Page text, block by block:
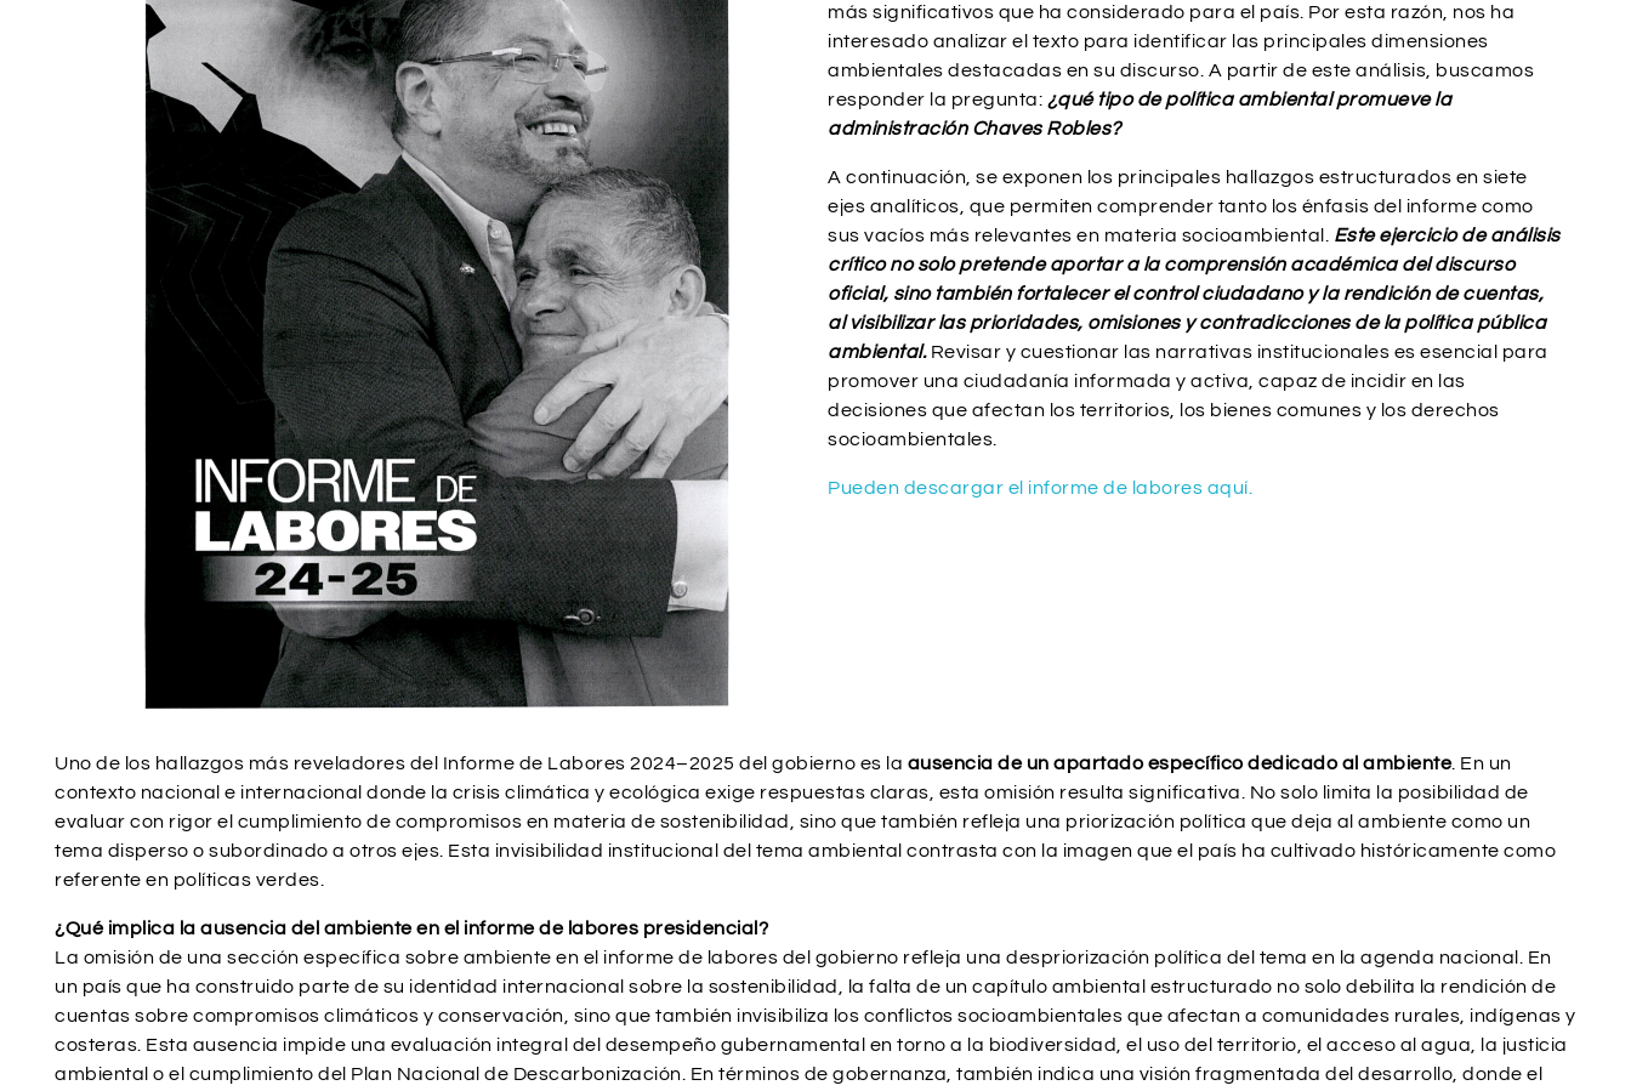
más significativos que ha considerado para el país. Por esta razón, nos ha
interesado analizar el texto para identificar las principales dimensiones
ambientales destacadas en su discurso. A partir de este análisis, buscamos
responder la pregunta: ¿qué tipo de política ambiental promueve la
administración Chaves Robles?
A continuación, se exponen los principales hallazgos estructurados en siete
ejes analíticos, que permiten comprender tanto los énfasis del informe como
sus vacíos más relevantes en materia socioambiental. Este ejercicio de análisis
crítico no solo pretende aportar a la comprensión académica del discurso
oficial, sino también fortalecer el control ciudadano y la rendición de cuentas,
al visibilizar las prioridades, omisiones y contradicciones de la política pública
ambiental.Revisar y cuestionar las narrativas institucionales es esencial para
promover una ciudadanía informada y activa, capaz de incidir en las
decisiones que afectan los territorios, los bienes comunes y los derechos
socioambientales.
Pueden descargar el informe de labores aquí.
Uno de los hallazgos más reveladores del Informe de Labores 2024–2025 del gobierno es la ausencia de un apartado específico dedicado al ambiente. En un
contexto nacional e internacional donde la crisis climática y ecológica exige respuestas claras, esta omisión resulta significativa. No solo limita la posibilidad de
evaluar con rigor el cumplimiento de compromisos en materia de sostenibilidad, sino que también refleja una priorización política que deja al ambiente como un
tema disperso o subordinado a otros ejes. Esta invisibilidad institucional del tema ambiental contrasta con la imagen que el país ha cultivado históricamente como
referente en políticas verdes.
¿Qué implica la ausencia del ambiente en el informe de labores presidencial?
La omisión de una sección específica sobre ambiente en el informe de labores del gobierno refleja una despriorización política del tema en la agenda nacional. En
un país que ha construido parte de su identidad internacional sobre la sostenibilidad, la falta de un capítulo ambiental estructurado no solo debilita la rendición de
cuentas sobre compromisos climáticos y conservación, sino que también invisibiliza los conflictos socioambientales que afectan a comunidades rurales, indígenas y
costeras. Esta ausencia impide una evaluación integral del desempeño gubernamental en torno a la biodiversidad, el uso del territorio, el acceso al agua, la justicia
ambiental o el cumplimiento del Plan Nacional de Descarbonización. En términos de gobernanza, también indica una visión fragmentada del desarrollo, donde el